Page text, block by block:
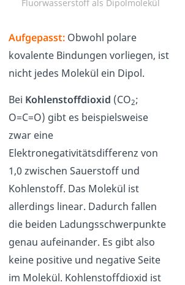
Fluorwasserstoff als Dipolmolekül
Aufgepasst: Obwohl polare
kovalente Bindungen vorliegen, ist
nicht jedes Molekül ein Dipol.
Bei Kohlenstoffdioxid (CO2;
O=C=O) gibt es beispielsweise
zwar eine
Elektronegativitätsdifferenz von
1,0 zwischen Sauerstoff und
Kohlenstoff. Das Molekül ist
allerdings linear. Dadurch fallen
die beiden Ladungsschwerpunkte
genau aufeinander. Es gibt also
keine positive und negative Seite
im Molekül. Kohlenstoffdioxid ist